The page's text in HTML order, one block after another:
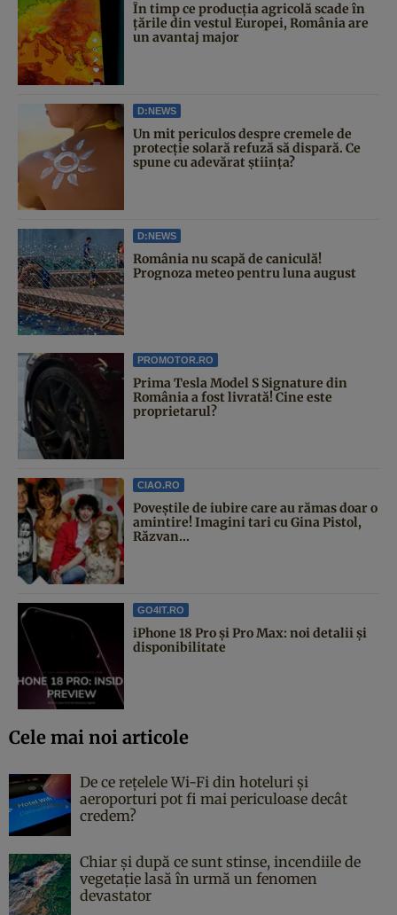
În timp ce producția agricolă scade în
țările din vestul Europei, România are
un avantaj major
D:NEWS
Un mit periculos despre cremele de
protecție solară refuză să dispară. Ce
spune cu adevărat știința?
D:NEWS
România nu scapă de caniculă!
Prognoza meteo pentru luna august
PROMOTOR.RO
Prima Tesla Model S Signature din
România a fost livrată! Cine este
proprietarul?
CIAO.RO
Poveştile de iubire care au rămas doar o
amintire! Imagini tari cu Gina Pistol,
Răzvan...
GO4IT.RO
iPhone 18 Pro și Pro Max: noi detalii și
disponibilitate
Cele mai noi articole
De ce rețelele Wi-Fi din hoteluri și
aeroporturi pot fi mai periculoase decât
credem?
Chiar și după ce sunt stinse, incendiile de
vegetație lasă în urmă un fenomen
devastator